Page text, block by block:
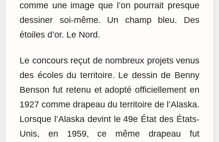
comme une image que l’on pourrait presque
dessiner soi-même. Un champ bleu. Des
étoiles d’or. Le Nord.
Le concours reçut de nombreux projets venus
des écoles du territoire. Le dessin de Benny
Benson fut retenu et adopté officiellement en
1927 comme drapeau du territoire de l’Alaska.
Lorsque l’Alaska devint le 49e État des États-
Unis, en 1959, ce même drapeau fut